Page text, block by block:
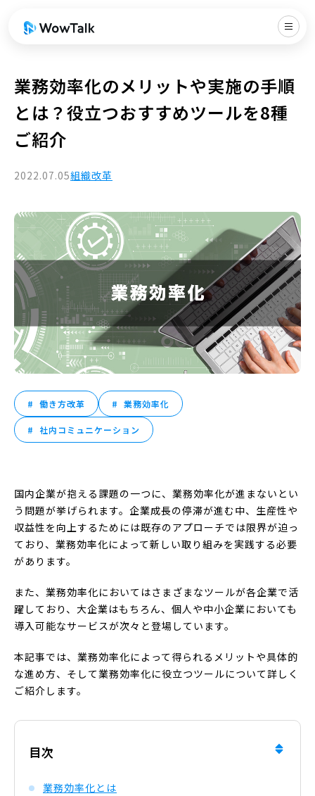
業務効率化のメリットや実施の手順
とは？役立つおすすめツールを8種
ご紹介
2022.07.05組織改革
働き方改革 業務効率化
社内コミュニケーション
国内企業が抱える課題の一つに、業務効率化が進まないとい
う問題が挙げられます。企業成長の停滞が進む中、生産性や
収益性を向上するためには既存のアプローチでは限界が迫っ
ており、業務効率化によって新しい取り組みを実践する必要
があります。
また、業務効率化においてはさまざまなツールが各企業で活
躍しており、大企業はもちろん、個人や中小企業においても
導入可能なサービスが次々と登場しています。
本記事では、業務効率化によって得られるメリットや具体的
な進め方、そして業務効率化に役立つツールについて詳しく
ご紹介します。
目次
業務効率化とは